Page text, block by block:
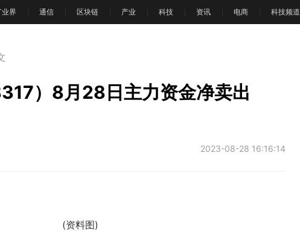
业界 通信 区块链 产业 科技 资讯 电商 科技频道
）8月28日主力资金净卖出
2023-08-28 16:16:14
(资料图)